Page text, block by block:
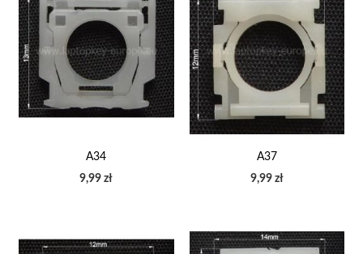
A34
9,99 zł
A37
9,99 zł